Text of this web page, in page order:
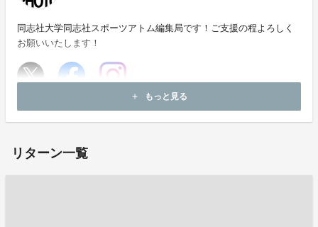
同志社大学同志社スポーツアトム編集局です！ご支援の程よろしく
お願いいたします！
add もっと見る
リターン一覧